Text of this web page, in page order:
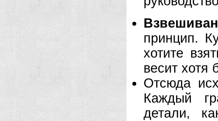
принцип.
хотите
весит
Отсюда
Каждый
детали,